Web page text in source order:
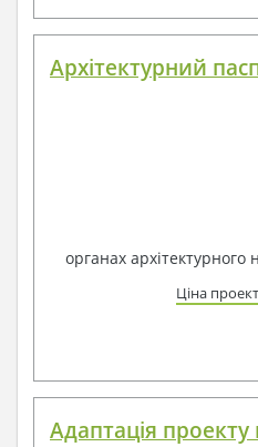
Архітектурний
органах архітектурного
Ціна
Адаптація